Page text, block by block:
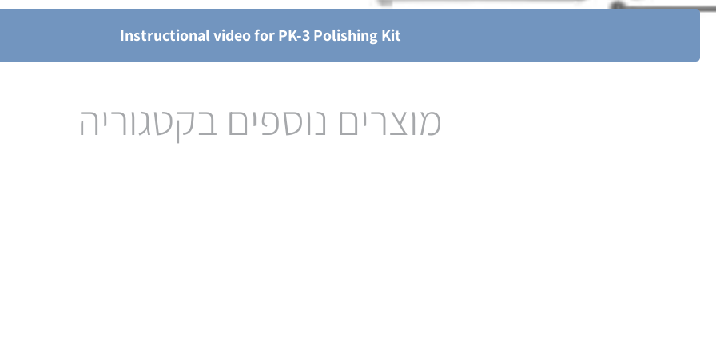
Instructional video for PK-3 Polishing Kit
מוצרים נוספים בקטגוריה